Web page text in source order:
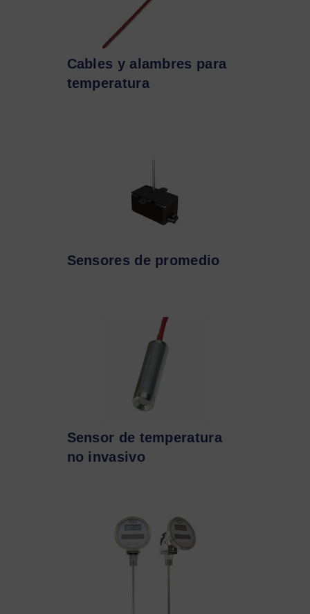
Cables y alambres para
temperatura
Sensores de promedio
Sensor de temperatura
no invasivo